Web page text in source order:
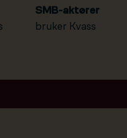
SMB-aktører
bruker Kvass